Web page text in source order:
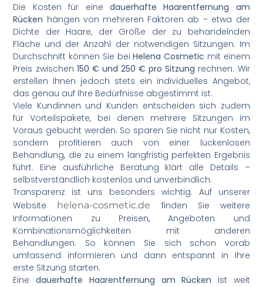
Die Kosten für eine dauerhafte Haarentfernung am
Rücken hängen von mehreren Faktoren ab – etwa der
Dichte der Haare, der Größe der zu behandelnden
Fläche und der Anzahl der notwendigen Sitzungen. Im
Durchschnitt können Sie beiHelena Cosmetic mit einem
Preis zwischen 150 € und 250 € pro Sitzung rechnen. Wir
erstellen Ihnen jedoch stets ein individuelles Angebot,
das genau auf Ihre Bedürfnisse abgestimmt ist.
Viele Kundinnen und Kunden entscheiden sich zudem
für Vorteilspakete, bei denen mehrere Sitzungen im
Voraus gebucht werden. So sparen Sie nicht nur Kosten,
sondern profitieren auch von einer lückenlosen
Behandlung, die zu einem langfristig perfekten Ergebnis
führt. Eine ausführliche Beratung klärt alle Details –
selbstverständlich kostenlos und unverbindlich.
Transparenz ist uns besonders wichtig. Auf unserer
Website helena-cosmetic.de
finden Sie weitere
Informationen zu Preisen, Angeboten und
Kombinationsmöglichkeiten mit anderen
Behandlungen. So können Sie sich schon vorab
umfassend informieren und dann entspannt in Ihre
erste Sitzung starten.
Einedauerhafte Haarentfernung am Rücken ist weit